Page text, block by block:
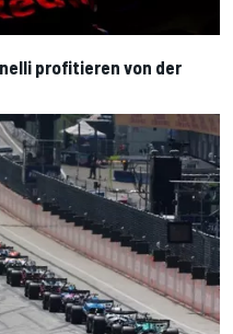
profitieren von der